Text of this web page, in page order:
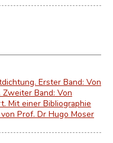
Erster Band: Von
Band: Von
Mit einer Bibliographie
Prof. Dr Hugo Moser